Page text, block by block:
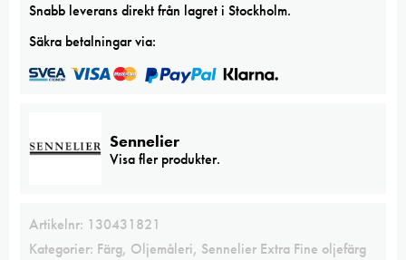
mängd
Snabb leverans direkt från lagret i Stockholm.
Säkra betalningar via:
Sennelier
Visa fler produkter.
Artikelnr: 130431821
Kategorier: Färg, Oljemåleri, Sennelier Extra Fine oljefärg